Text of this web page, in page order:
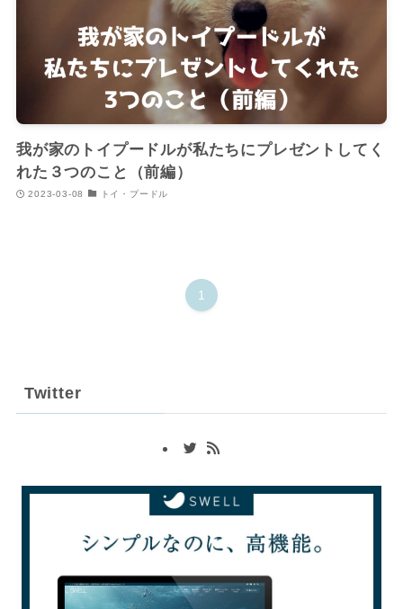
我が家のトイプードルが私たちにプレゼントしてく
れた３つのこと（前編）
2023-03-08 トイ・プードル
1
Twitter